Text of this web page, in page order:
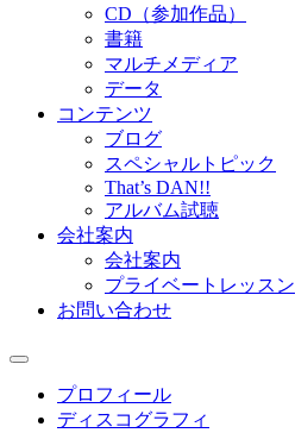
CD（参加作品）
書籍
マルチメディア
データ
コンテンツ
ブログ
スペシャルトピック
That’s DAN!!
アルバム試聴
会社案内
会社案内
プライベートレッスン
お問い合わせ
プロフィール
ディスコグラフィ